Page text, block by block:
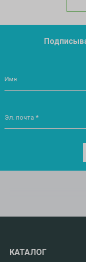
Имя
Эл. почта *
КАТАЛОГ